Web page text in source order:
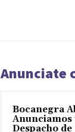
Anunciate
Bocanegra
Anunciamos
Despacho de